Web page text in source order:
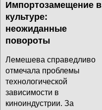
Импортозамещение в
культуре:
неожиданные
повороты
Лемешева справедливо
отмечала проблемы
технологической
зависимости в
киноиндустрии. За